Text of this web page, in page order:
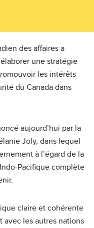
des affaires a
une stratégie
les intérêts
du Canada dans
aujourd’hui par la
Joly, dans lequel
à l’égard de la
Pacifique complète
claire et cohérente
avec les autres nations